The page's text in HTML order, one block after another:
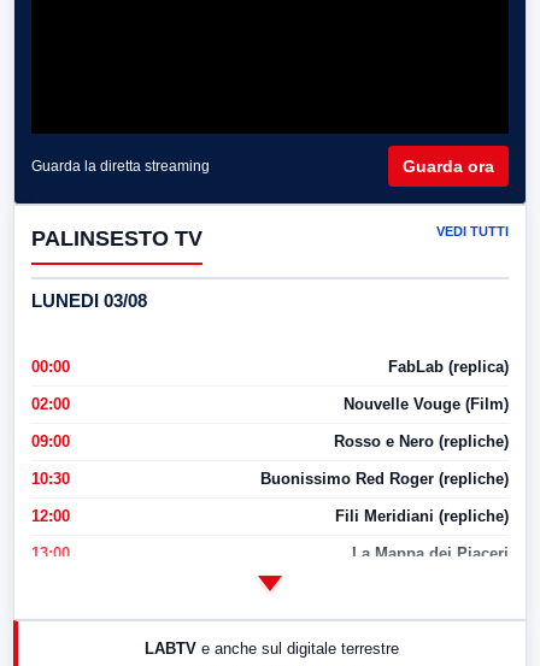
Guarda la diretta streaming Guarda ora
PALINSESTO TV VEDI TUTTI
LUNEDI 03/08
00:00 FabLab (replica)
02:00 Nouvelle Vouge (Film)
09:00 Rosso e Nero (repliche)
10:30 Buonissimo Red Roger (repliche)
12:00 Fili Meridiani (repliche)
13:00 La Mappa dei Piaceri
17:00 LabNews (replica)
LABTV e anche sul digitale terrestre